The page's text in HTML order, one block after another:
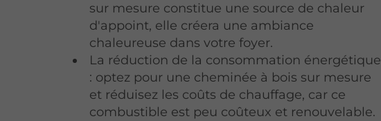
sur mesure constitue une source de chaleur
d'appoint, elle créera une ambiance
chaleureuse dans votre foyer.
La réduction de la consommation énergétique
: optez pour une cheminée à bois sur mesure
et réduisez les coûts de chauffage, car ce
combustible est peu coûteux et renouvelable.